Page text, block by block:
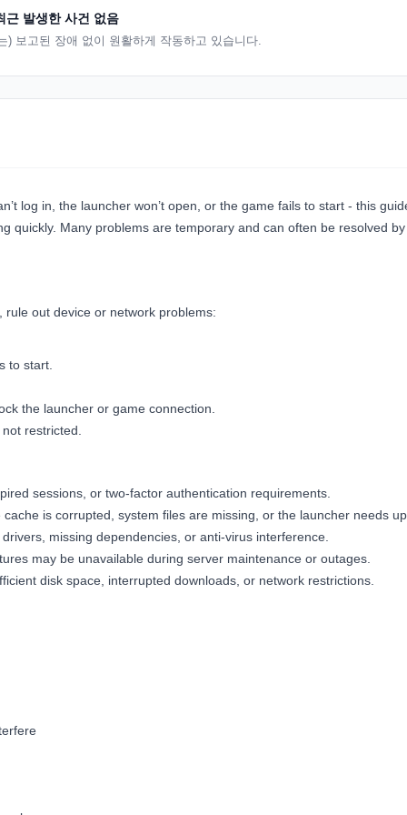
근 발생한 사건 없음
) 보고된 장애 없이 원활하게 작동하고 있습니다.
log in, the launcher won’t open, or the game fails to start - this
quickly. Many problems are temporary and can often be resolved by
out device or network problems:
to start.
the launcher or game connection.
restricted.
sessions, or two-factor authentication requirements.
cache is corrupted, system files are missing, or the launcher needs
missing dependencies, or anti-virus interference.
may be unavailable during server maintenance or outages.
disk space, interrupted downloads, or network restrictions.